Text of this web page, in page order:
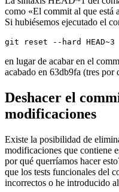
como «El commit al que está
Si hubiésemos ejecutado el
git reset --hard HEAD~3
en lugar de acabar en el
acabado en 63db9fa (tres por
Deshacer el
modificaciones
Existe la posibilidad de
modificaciones que contiene
por qué querríamos hacer
que los tests funcionales del
incorrectos o he introducido